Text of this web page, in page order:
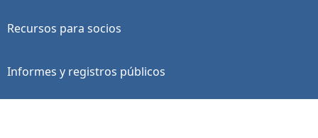
Recursos para socios
Informes y registros públicos